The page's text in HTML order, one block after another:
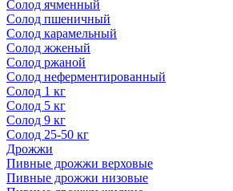
Солод ячменный
Солод пшеничный
Солод карамельный
Солод жженый
Солод ржаной
Солод неферментированный
Солод 1 кг
Солод 5 кг
Солод 9 кг
Солод 25-50 кг
Дрожжи
Пивные дрожжи верховые
Пивные дрожжи низовые